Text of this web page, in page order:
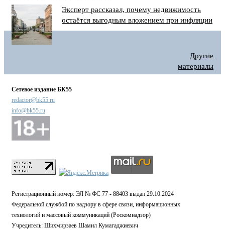
Эксперт рассказал, почему недвижимость
остаётся выгодным вложением при инфляции
Другие
материалы
Сетевое издание БК55
redactor@bk55.ru
info@bk55.ru
Регистрационный номер: ЭЛ № ФС 77 - 88403 выдан 29.10.2024
Федеральной службой по надзору в сфере связи, информационных
технологий и массовый коммуникаций (Роскомнадзор)
Учредитель: Шихмирзаев Шамил Кумагаджиевич